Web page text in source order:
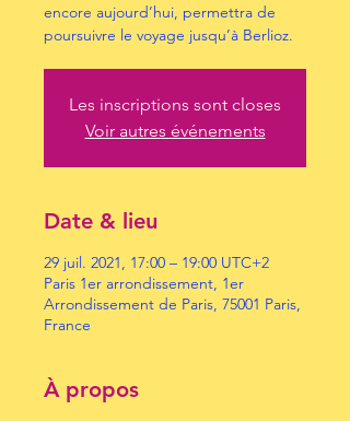
encore aujourd’hui, permettra de
poursuivre le voyage jusqu’à Berlioz.
Les inscriptions sont closes
Voir autres événements
Date & lieu
29 juil. 2021, 17:00 – 19:00 UTC+2
Paris 1er arrondissement, 1er
Arrondissement de Paris, 75001 Paris,
France
À propos